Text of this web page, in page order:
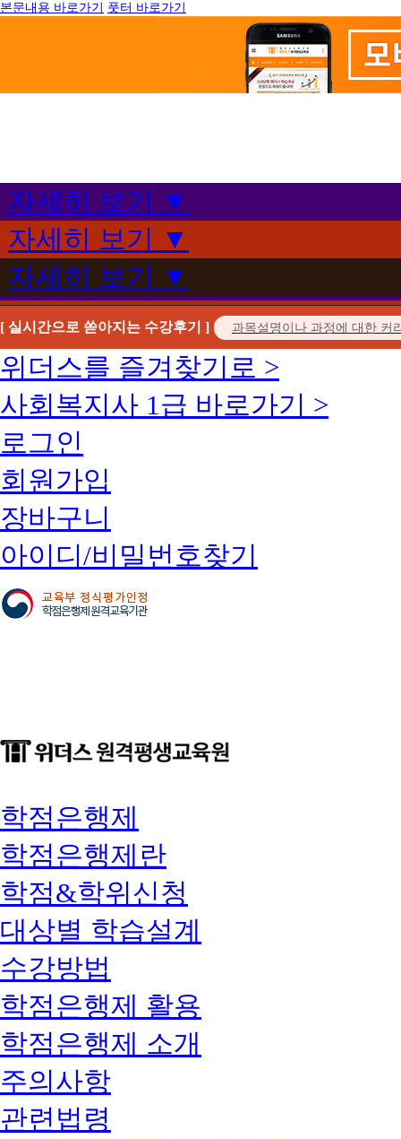
본문내용 바로가기 풋터 바로가기
자세히 보기 ▼
자세히 보기 ▼
자세히 보기 ▼
[ 실시간으로 쏟아지는 수강후기 ]
위더스를 즐겨찾기로 >
사회복지사 1급 바로가기 >
로그인
회원가입
장바구니
아이디/비밀번호찾기
학점은행제
학점은행제란
학점&학위신청
대상별 학습설계
수강방법
학점은행제 활용
학점은행제 소개
주의사항
관련법령